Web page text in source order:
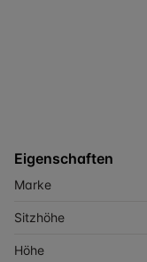
Eigenschaften
Marke
Sitzhöhe
Höhe